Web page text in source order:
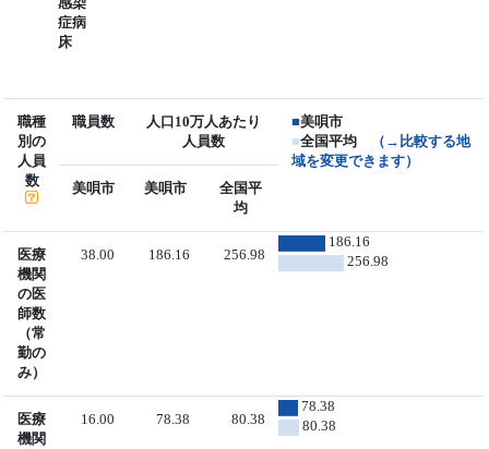
症病
床
職種
別の
人員
数
職員数
人口10万人あたり
人員数
■美唄市
■全国平均
（→比較する地
域を変更できます）
美唄市
美唄市
全国平
均
医療
機関
の医
師数
（常
勤の
み）
38.00 186.16 256.98
186.16
256.98
医療
機関
16.00 78.38 80.38
78.38
80.38